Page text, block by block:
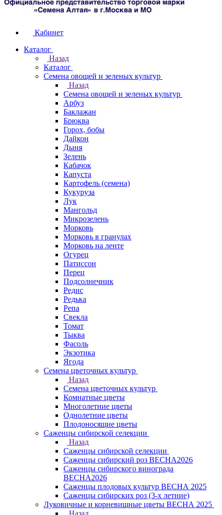
Кабинет
Каталог
Назад
Каталог
Семена овощей и зеленых культур
Назад
Семена овощей и зеленых культур
Арбуз
Баклажан
Брюква
Горох, бобы
Дайкон
Дыня
Зелень
Кабачок
Капуста
Картофель (семена)
Кукуруза
Лук
Мангольд
Микрозелень
Морковь
Морковь в гранулах
Морковь на ленте
Огурец
Патиссон
Перец
Подсолнечник
Редис
Редька
Репа
Свекла
Томат
Тыква
Фасоль
Экзотика
Ягода
Семена цветочных культур
Назад
Семена цветочных культур
Комнатные цветы
Многолетние цветы
Однолетние цветы
Плодоносящие цветы
Саженцы сибирской селекции
Назад
Саженцы сибирской селекции
Саженцы сибирский роз ВЕСНА2026
Саженцы сибирского винограда
ВЕСНА2026
Саженцы плодовых культур ВЕСНА 2025
Саженцы сибирских роз (3-х летние)
Луковичные и корневищные цветы ВЕСНА 2025
Назад